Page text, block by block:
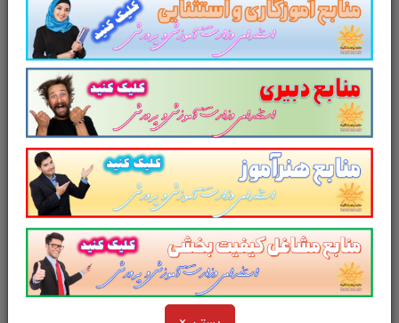
مجمعه تست کتاب ولایت فقیهدر75تست با
پاسخ در
صفحه از نکات اصلی و نکات طلایی
در قالب فایلpdf. بهترین منبع برای آزمون های
استخدامی.سوالات چهارجوابی
کتاب ولایت فقیه
مطالب خوانده شده داوطلبین آزمون استخدامی را
نظم بخشیده و منسجم می سازد. این مجموعه
مرور سریعداوطلب را سبب می شود و آگاهی
های وی رانظم بخشیده و یک آمادگی و شبیه
سازی را برای جلسه آزمون به همراه دارد. مطالعه
این منبع برای همه داوطلبین آزمون های
استخدامی پیشنهاد می شود.